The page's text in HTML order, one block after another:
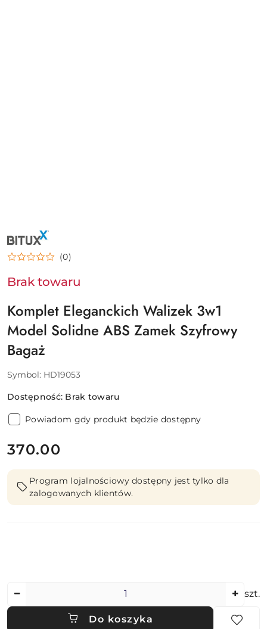
NAZWA
PRODUCENTA:
BITUXX
(0)
Brak towaru
Komplet Eleganckich Walizek 3w1
Model Solidne ABS Zamek Szyfrowy
Bagaż
Symbol: HD19053
Dostępność: Brak towaru
Powiadom gdy produkt będzie dostępny
cena:
370.00
Program lojalnościowy dostępny jest tylko dla
zalogowanych klientów.
szt.
Do koszyka